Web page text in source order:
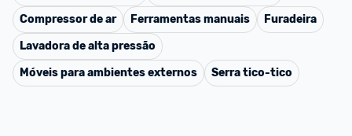
Compressor de ar
Ferramentas manuais
Furadeira
Lavadora de alta pressão
Móveis para ambientes externos
Serra tico-tico